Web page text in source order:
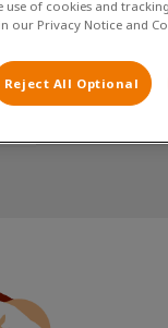
Filteren met
of cookies and
our Privacy Notice and
Reject All Optional